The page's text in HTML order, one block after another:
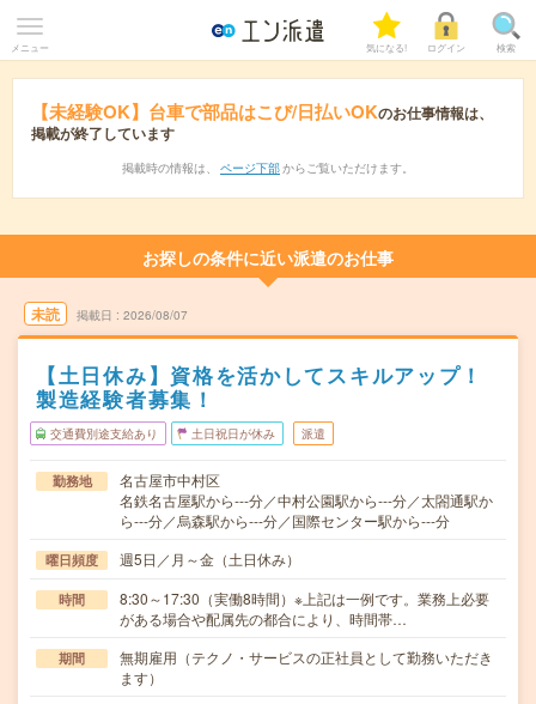
メニュー 気になる! ログイン 検索
【未経験OK】台車で部品はこび/日払いOKのお仕事情報は、
掲載が終了しています
掲載時の情報は、 ページ下部 からご覧いただけます。
お探しの条件に近い派遣のお仕事
未読 掲載日 2026/08/07
【土日休み】資格を活かしてスキルアップ！
製造経験者募集！
交通費別途支給あり 土日祝日が休み 派遣
勤務地
名古屋市中村区
名鉄名古屋駅から---分／中村公園駅から---分／太閤通駅か
ら---分／烏森駅から---分／国際センター駅から---分
曜日頻度 週5日／月～金（土日休み）
時間
8:30～17:30（実働8時間）※上記は一例です。業務上必要
がある場合や配属先の都合により、時間帯…
期間
無期雇用（テクノ・サービスの正社員として勤務いただき
ます）